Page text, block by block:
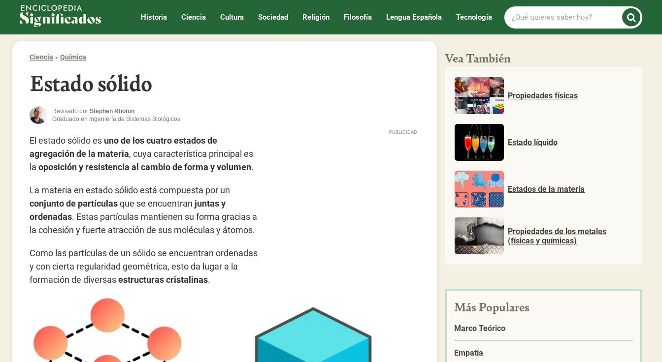
Enciclopedia Significados
Historia Ciencia Cultura Sociedad Religión Filosofía Lengua Española Tecnología
¿Qué
quieres
saber
Ciencia Química
Estado sólido
Revisado por Stephen Rhoton
Graduado en Ingeniería de Sistemas Biológicos
El estado sólido es uno de los cuatro estados de
agregación de la materia, cuya característica principal es
la oposición y resistencia al cambio de forma y volumen.
La materia en estado sólido está compuesta por un
conjunto de partículasque se encuentran juntas y
ordenadas. Estas partículas mantienen su forma gracias a
la cohesión y fuerte atracción de sus moléculas y átomos.
Como las partículas de un sólido se encuentran ordenadas
y con cierta regularidad geométrica, esto da lugar a la
formación de diversasestructuras cristalinas.
Vea También
Propiedades físicas
Estado líquido
Estados de la materia
Propiedades de los metales
(físicas y químicas)
Más Populares
Marco Teórico
Empatía